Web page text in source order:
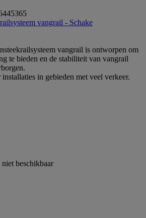
vangrail - Schake
vangrail is ontworpen om
te bieden en de stabiliteit van vangrail
in gebieden met veel verkeer.
beschikbaar